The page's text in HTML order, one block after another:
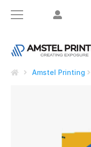
Amstel Printing